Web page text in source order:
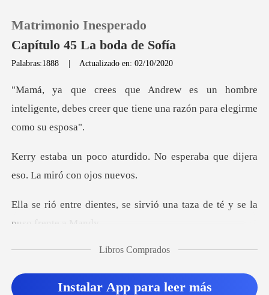
0
Recargar
Historia
Matrimonio Inesperado
Capítulo 45 La boda de Sofía
Palabras:1888 | Actualizado en: 02/10/2020
bre
inteligente, debes creer que tiene u
o. No esperaba que dijera
es
se sirvió una taza de té y
ca he dudado de su
Libros Comprados
Instalar App para leer más